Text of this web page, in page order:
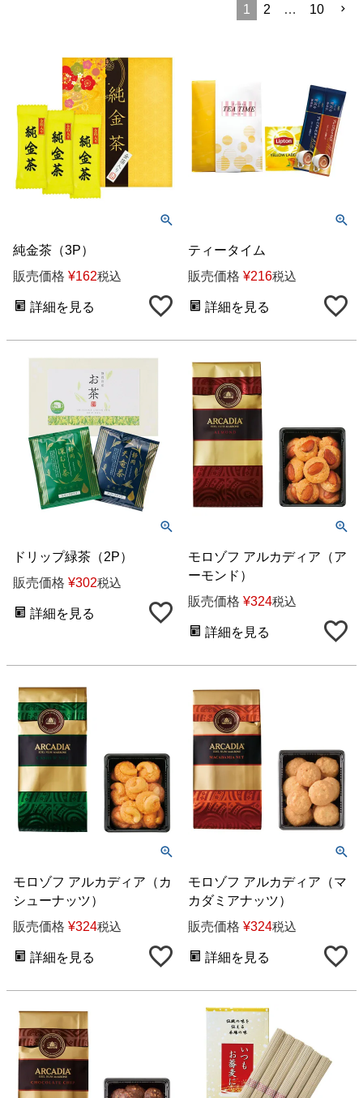
1
2 … 10
純金茶（3P）
販売価格 ¥162税込
詳細を見る
ティータイム
販売価格 ¥216税込
詳細を見る
ドリップ緑茶（2P）
販売価格 ¥302税込
詳細を見る
モロゾフ アルカディア（ア
ーモンド）
販売価格 ¥324税込
詳細を見る
モロゾフ アルカディア（カ
シューナッツ）
販売価格 ¥324税込
詳細を見る
モロゾフ アルカディア（マ
カダミアナッツ）
販売価格 ¥324税込
詳細を見る